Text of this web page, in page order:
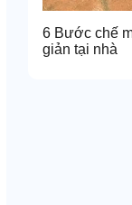
6 Bước chế
giản tại nhà